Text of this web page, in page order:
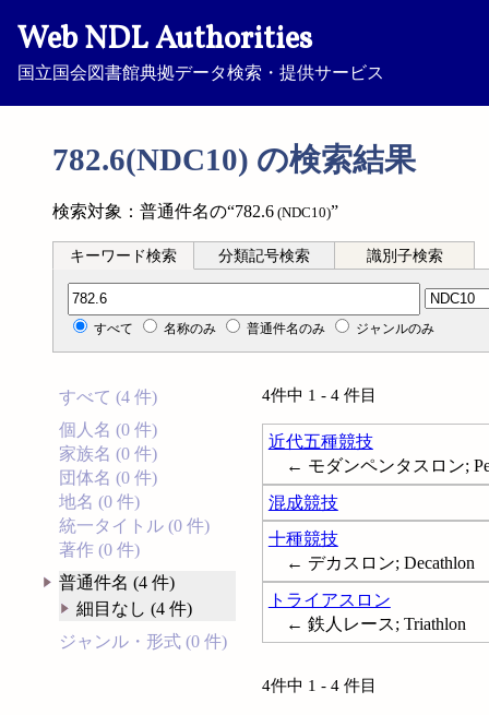
Web NDL Authorities
国立国会図書館典拠データ検索・提供サービス
782.6(NDC10) の検索結果
検索対象：普通件名の“782.6 (NDC10)”
キーワード検索 分類記号検索 識別子検索
分類記号検索
すべて 名称のみ 普通件名のみ ジャンルのみ
すべて (4 件)
個人名 (0 件)
家族名 (0 件)
団体名 (0 件)
地名 (0 件)
統一タイトル (0 件)
著作 (0 件)
普通件名 (4 件)
細目なし (4 件)
ジャンル・形式 (0 件)
4件中 1 - 4 件目
近代五種競技
← モダンペンタスロン;
混成競技
十種競技
← デカスロン; Decathlon
トライアスロン
← 鉄人レース; Triathlon
4件中 1 - 4 件目